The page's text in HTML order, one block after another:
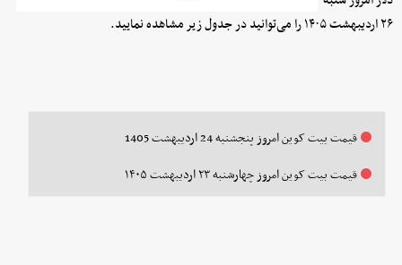
۲۶ اردیبهشت ۱۴۰۵ را می‌توانید در جدول زیر مشاهده نمایید.
قیمت بیت کوین امروز پنجشنبه 24 اردیبهشت 1405
قیمت بیت کوین امروز چهارشنبه ۲۳ اردیبهشت ۱۴۰۵